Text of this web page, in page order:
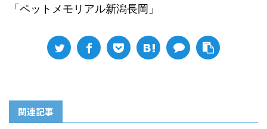
「ペットメモリアル新潟長岡」
関連記事